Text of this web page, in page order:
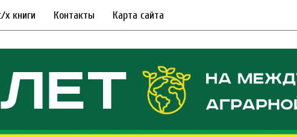
х книги Контакты Карта сайта